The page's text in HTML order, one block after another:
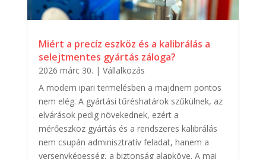
Miért a precíz eszköz és a kalibrálás a
selejtmentes gyártás záloga?
2026 márc 30. | Vállalkozás
A modern ipari termelésben a majdnem pontos
nem elég. A gyártási tűréshatárok szűkülnek, az
elvárások pedig növekednek, ezért a
mérőeszköz gyártás és a rendszeres kalibrálás
nem csupán adminisztratív feladat, hanem a
versenyképesség, a biztonság alapköve. A mai